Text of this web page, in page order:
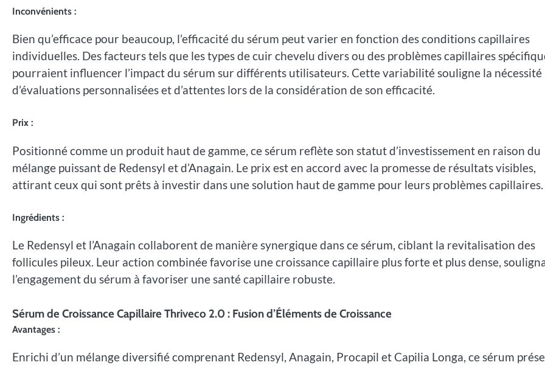
Inconvénients :
Bien qu’efficace pour beaucoup, l’efficacité du sérum peut varier en fonction des conditions capillaires
individuelles. Des facteurs tels que les types de cuir chevelu divers ou des problèmes capillaires
pourraient influencer l’impact du sérum sur différents utilisateurs. Cette variabilité souligne la nécessité
d’évaluations personnalisées et d’attentes lors de la considération de son efficacité.
Prix :
Positionné comme un produit haut de gamme, ce sérum reflète son statut d’investissement en raison du
mélange puissant de Redensyl et d’Anagain. Le prix est en accord avec la promesse de résultats visibles,
attirant ceux qui sont prêts à investir dans une solution haut de gamme pour leurs problèmes capillaires.
Ingrédients :
Le Redensyl et l’Anagain collaborent de manière synergique dans ce sérum, ciblant la revitalisation des
follicules pileux. Leur action combinée favorise une croissance capillaire plus forte et plus dense,
l’engagement du sérum à favoriser une santé capillaire robuste.
Sérum de Croissance Capillaire Thriveco 2.0 : Fusion d’Éléments de Croissance
Avantages :
Enrichi d’un mélange diversifié comprenant Redensyl, Anagain, Procapil et Capilia Longa, ce sérum